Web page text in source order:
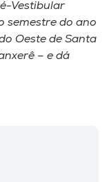
Vestibular
semestre do ano
Oeste de Santa
– e dá